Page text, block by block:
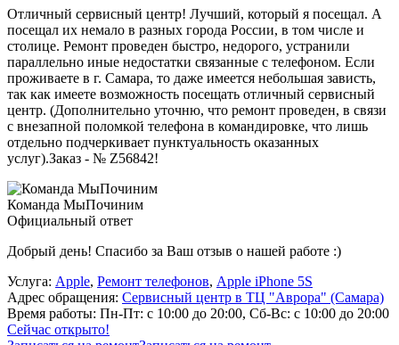
Отличный сервисный центр! Лучший, который я посещал. А
посещал их немало в разных города России, в том числе и
столице. Ремонт проведен быстро, недорого, устранили
параллельно иные недостатки связанные с телефоном. Если
проживаете в г. Самара, то даже имеется небольшая зависть,
так как имеете возможность посещать отличный сервисный
центр. (Дополнительно уточню, что ремонт проведен, в связи
с внезапной поломкой телефона в командировке, что лишь
отдельно подчеркивает пунктуальность оказанных
услуг).Заказ - № Z56842!
Команда МыПочиним
Официальный ответ
Добрый день! Спасибо за Ваш отзыв о нашей работе :)
Услуга: Apple, Ремонт телефонов, Apple iPhone 5S
Адрес обращения: Сервисный центр в ТЦ "Аврора" (Самара)
Время работы: Пн-Пт: с 10:00 до 20:00, Сб-Вс: с 10:00 до 20:00
Сейчас открыто!